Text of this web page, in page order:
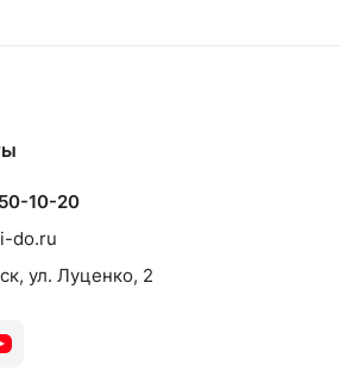
10-20
do.ru
ул. Луценко, 2